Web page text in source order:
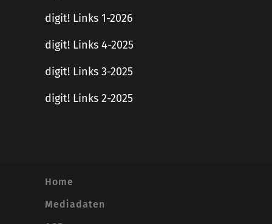
digit! Links 1-2026
digit! Links 4-2025
digit! Links 3-2025
digit! Links 2-2025
Home
Mediadaten